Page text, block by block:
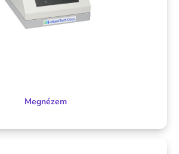
Megnézem